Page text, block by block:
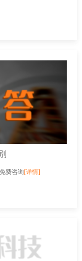
费咨询[详情]